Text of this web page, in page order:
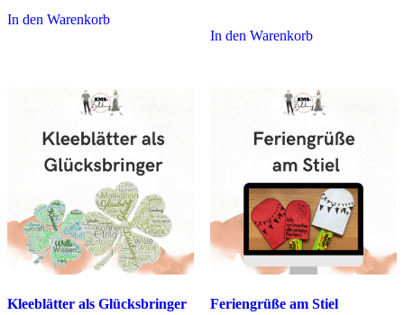
In den Warenkorb
In den Warenkorb
Kleeblätter als Glücksbringer Feriengrüße am Stiel